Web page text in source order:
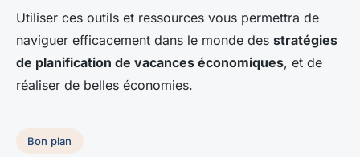
Utiliser ces outils et ressources vous permettra de
naviguer efficacement dans le monde des stratégies
de planification de vacances économiques, et de
réaliser de belles économies.
Bon plan